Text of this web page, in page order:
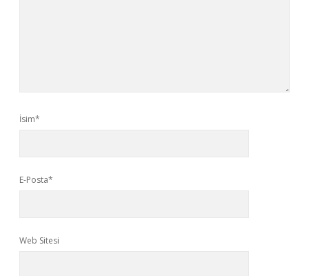
İsim*
E-Posta*
Web Sitesi